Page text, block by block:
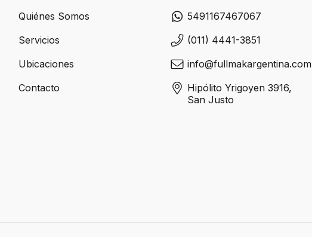
Quiénes Somos
Servicios
Ubicaciones
Contacto
5491167467067
(011) 4441-3851
info@fullmakargentina.com
Hipólito Yrigoyen 3916,
San Justo